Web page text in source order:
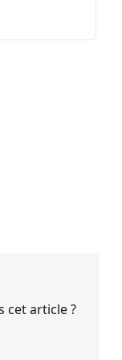
cet article ?